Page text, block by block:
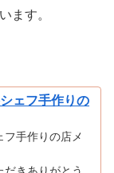
ます。
ェフ手作りの
フ手作りの店メ